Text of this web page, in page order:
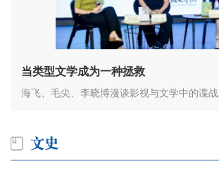
当类型文学成为一种拯救
海飞、毛尖、李晓博漫谈影视与文学中的谍战